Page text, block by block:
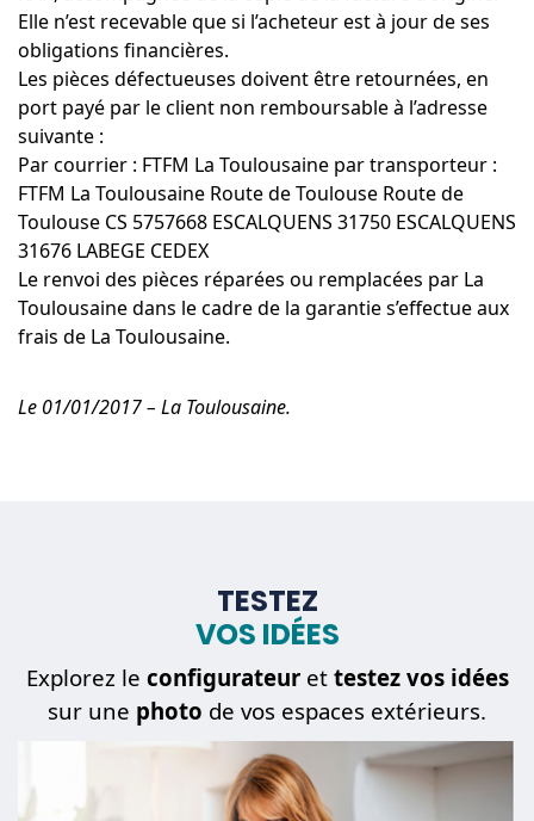
Elle n’est recevable que si l’acheteur est à jour de ses
obligations financières.
Les pièces défectueuses doivent être retournées, en
port payé par le client non remboursable à l’adresse
suivante :
Par courrier : FTFM La Toulousaine par transporteur :
FTFM La Toulousaine Route de Toulouse Route de
Toulouse CS 5757668 ESCALQUENS 31750 ESCALQUENS
31676 LABEGE CEDEX
Le renvoi des pièces réparées ou remplacées par La
Toulousaine dans le cadre de la garantie s’effectue aux
frais de La Toulousaine.
Le 01/01/2017 – La Toulousaine.
TESTEZ
VOS IDÉES
Explorez le configurateuret testez vos idées
sur une photo de vos espaces extérieurs.